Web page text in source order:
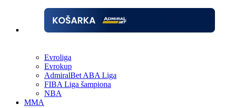
Evroliga
Evrokup
AdmiralBet ABA Liga
FIBA Liga šampiona
NBA
MMA